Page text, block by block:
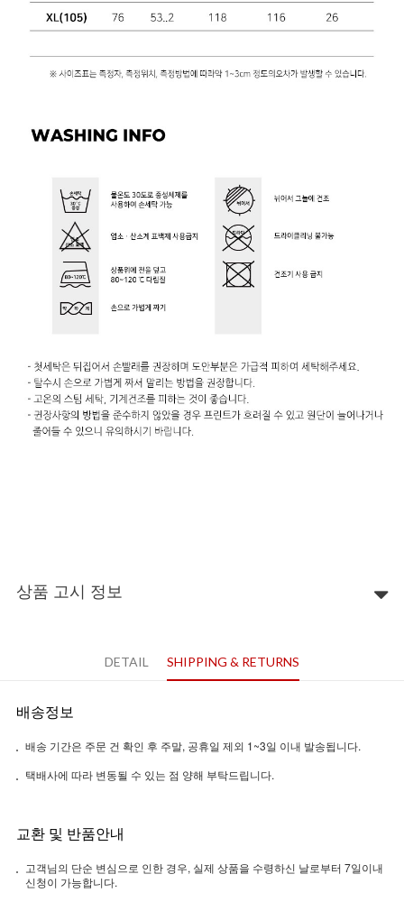
상품 고시 정보
DETAIL SHIPPING & RETURNS
배송정보
배송 기간은 주문 건 확인 후 주말, 공휴일 제외 1~3일 이내 발송됩니다.
택배사에 따라 변동될 수 있는 점 양해 부탁드립니다.
교환 및 반품안내
고객님의 단순 변심으로 인한 경우, 실제 상품을 수령하신 날로부터 7일이내
신청이 가능합니다.